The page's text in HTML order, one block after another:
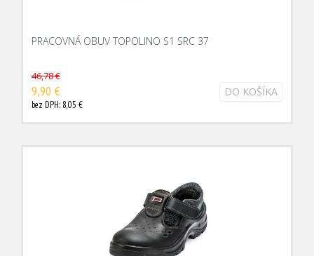
PRACOVNÁ OBUV TOPOLINO S1 SRC 37
46,78 €
9,90 €
bez DPH: 8,05 €
DO KOŠÍKA